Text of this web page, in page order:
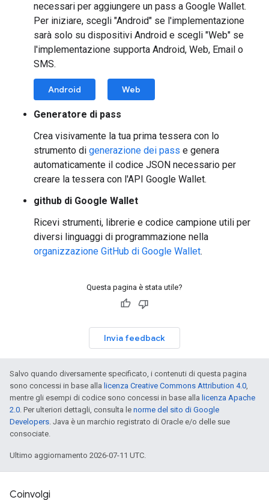
necessari per aggiungere un pass a Google Wallet.
Per iniziare, scegli "Android" se l'implementazione
sarà solo su dispositivi Android e scegli "Web" se
l'implementazione supporta Android, Web, Email o
SMS.
Android Web
Generatore di pass
Crea visivamente la tua prima tessera con lo
strumento di generazione dei pass e genera
automaticamente il codice JSON necessario per
creare la tessera con l'API Google Wallet.
github di Google Wallet
Ricevi strumenti, librerie e codice campione utili per
diversi linguaggi di programmazione nella
organizzazione GitHub di Google Wallet.
Questa pagina è stata utile?
Invia feedback
Salvo quando diversamente specificato, i contenuti di questa pagina
sono concessi in base alla licenza Creative Commons Attribution 4.0,
mentre gli esempi di codice sono concessi in base alla licenza Apache
2.0. Per ulteriori dettagli, consulta le norme del sito di Google
Developers. Java è un marchio registrato di Oracle e/o delle sue
consociate.
Ultimo aggiornamento 2026-07-11 UTC.
Coinvolgi